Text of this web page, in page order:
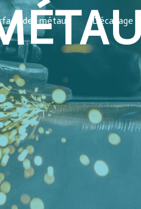
des métaux Décapage